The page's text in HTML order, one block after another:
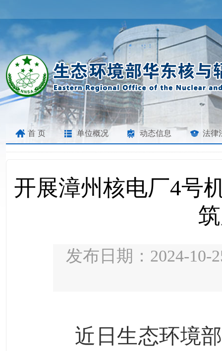
首 页 单位概况 动态信息 法律
开展漳州核电厂4号
发布日期：2024-10-
近日生态环境